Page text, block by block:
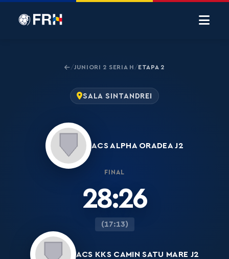
/JUNIORI 2 SERIA H /ETAPA 2
SALA SINTANDREI
ACS ALPHA ORADEA J2
FINAL
28:26
(17:13)
ACS KKS CAMIN SATU MARE J2